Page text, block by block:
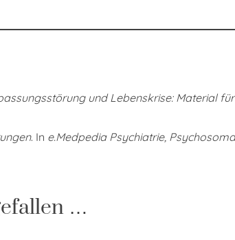
und Lebenskrise: Material
. In e.Medpedia Psychiatrie,
…